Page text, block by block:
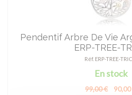
Pendentif Arbre De Vie
ERP-TREE-
Réf. ERP-TREE-
En stock
99,00 €